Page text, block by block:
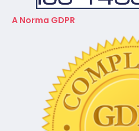
A Norma GDPR